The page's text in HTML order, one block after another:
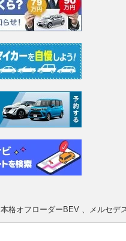
本格オフローダーBEV 、メルセデ